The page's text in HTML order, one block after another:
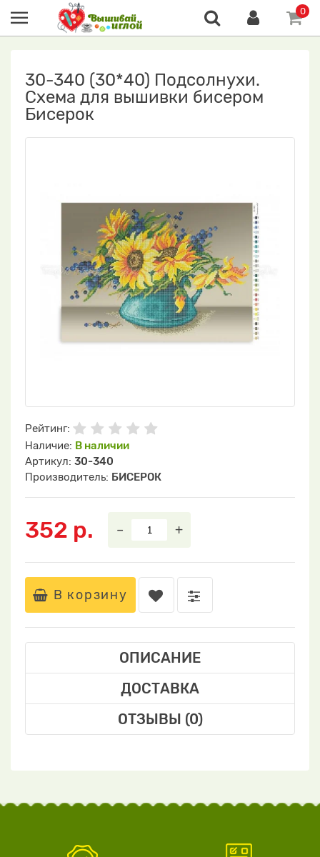
0
30-340 (30*40) Подсолнухи.
Схема для вышивки бисером
Бисерок
Рейтинг:
Наличие: В наличии
Артикул: 30-340
Производитель: БИСЕРОК
352 р. – +
В корзину
ОПИСАНИЕ
ДОСТАВКА
ОТЗЫВЫ (0)